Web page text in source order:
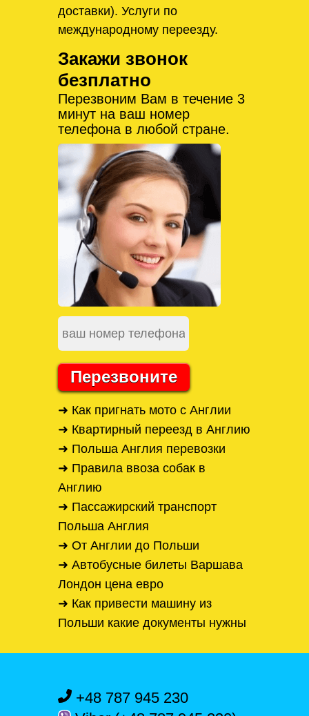
доставки). Услуги по
международному переезду.
Закажи звонок
безплатно
Перезвоним Вам в течение 3
минут на ваш номер
телефона в любой стране.
Перезвоните
➜ Как пригнать мото с Англии
➜ Квартирный переезд в Англию
➜ Польша Англия перевозки
➜ Правила ввоза собак в
Англию
➜ Пассажирский транспорт
Польша Англия
➜ От Англии до Польши
➜ Автобусные билеты Варшава
Лондон цена евро
➜ Как привести машину из
Польши какие документы нужны
+48 787 945 230